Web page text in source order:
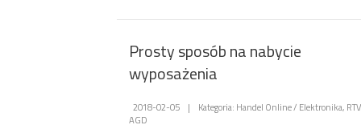
Prosty sposób na nabycie
wyposażenia
2018-02-05 |
Kategoria: Handel Online / Elektronika,
AGD